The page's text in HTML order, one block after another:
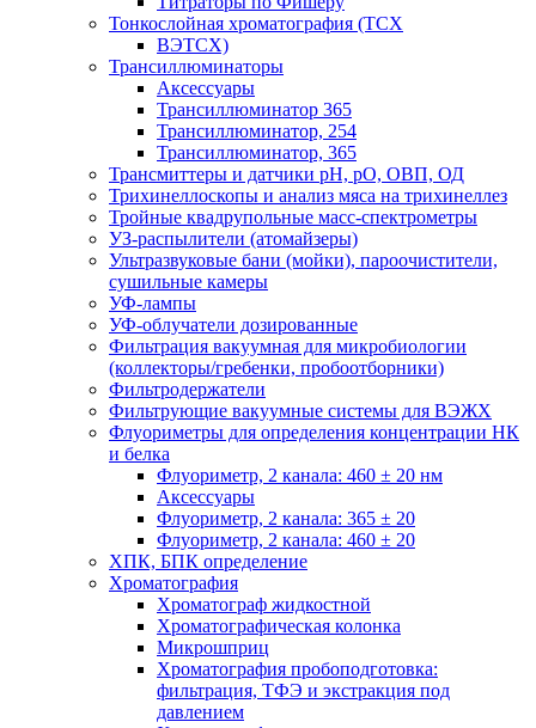
Тонкослойная хроматография (ТСХ
ВЭТСХ)
Трансиллюминаторы
Аксессуары
Трансиллюминатор 365
Трансиллюминатор, 254
Трансиллюминатор, 365
Трансмиттеры и датчики рН, рО, ОВП, ОД
Трихинеллоскопы и анализ мяса на трихинеллез
Тройные квадрупольные масс-спектрометры
УЗ-распылители (атомайзеры)
Ультразвуковые бани (мойки), пароочистители,
сушильные камеры
УФ-лампы
УФ-облучатели дозированные
Фильтрация вакуумная для микробиологии
(коллекторы/гребенки, пробоотборники)
Фильтродержатели
Фильтрующие вакуумные системы для ВЭЖХ
Флуориметры для определения концентрации НК
и белка
Флуориметр, 2 канала: 460 ± 20 нм
Аксессуары
Флуориметр, 2 канала: 365 ± 20
Флуориметр, 2 канала: 460 ± 20
ХПК, БПК определение
Хроматография
Хроматограф жидкостной
Хроматографическая колонка
Микрошприц
Хроматография пробоподготовка:
фильтрация, ТФЭ и экстракция под
давлением